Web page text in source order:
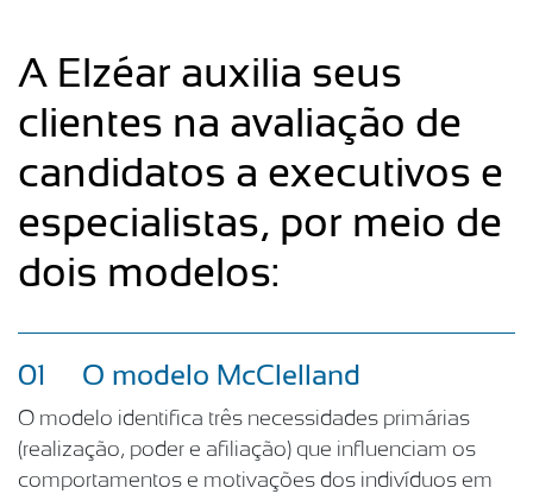
A Elzéar auxilia seus
clientes na avaliação de
candidatos a executivos e
especialistas, por meio de
dois modelos:
01 O modelo McClelland
O modelo identifica três necessidades primárias
(realização, poder e afiliação) que influenciam os
comportamentos e motivações dos indivíduos em